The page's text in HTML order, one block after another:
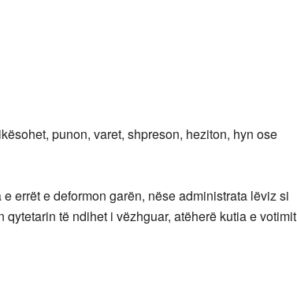
punon, varet, shpreson, heziton, hyn ose
errët e deformon garën, nëse administrata lëviz si
të ndihet i vëzhguar, atëherë kutia e votimit